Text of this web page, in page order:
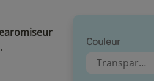
Couleur
Transparent